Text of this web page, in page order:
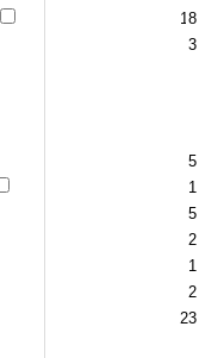
14
8
3
6
5
1
1
5
4
2
2
5
1
2
23